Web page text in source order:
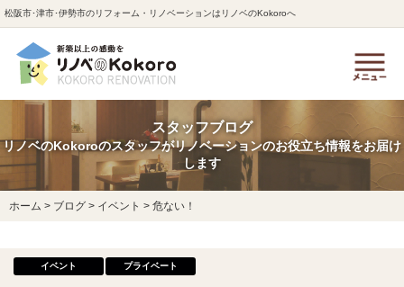
松阪市･津市･伊勢市のリフォーム・リノベーションはリノベのKokoroへ
スタッフブログ
リノベのKokoroのスタッフがリノベーションのお役立ち情報をお届け
します
ホーム > ブログ > イベント > 危ない！
イベント プライベート